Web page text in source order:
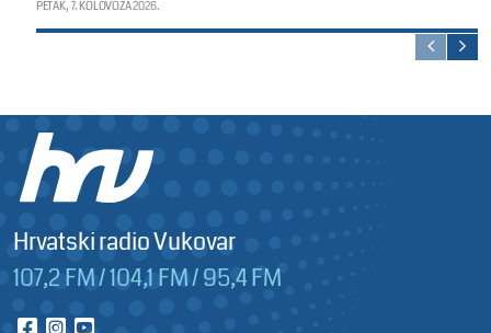
PETAK, 7. KOLOVOZA 2026.
Hrvatski radio Vukovar
107,2 FM / 104,1 FM / 95,4 FM